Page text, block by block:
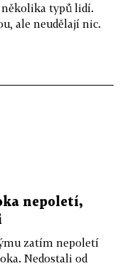
několika typů lidí.
ale neudělají nic.
nepoletí,
zatím nepoletí
Nedostali od